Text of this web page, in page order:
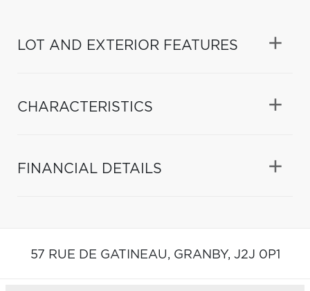
LOT AND EXTERIOR FEATURES
CHARACTERISTICS
FINANCIAL DETAILS
57 RUE DE GATINEAU, GRANBY, J2J 0P1